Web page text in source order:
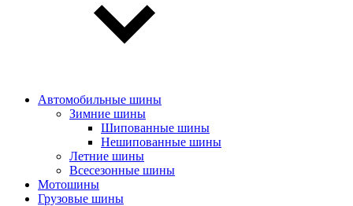
Автомобильные шины
Зимние шины
Шипованные шины
Нешипованные шины
Летние шины
Всесезонные шины
Мотошины
Грузовые шины